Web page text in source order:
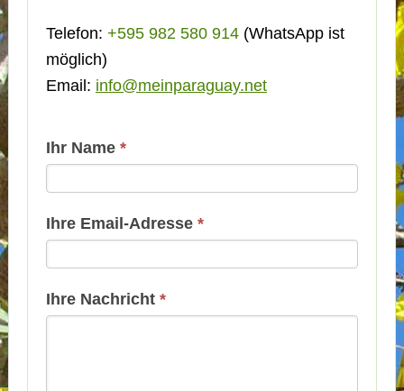
Telefon: +595 982 580 914(WhatsApp ist
möglich)
Email: info@meinparaguay.net
Kontakt
Ihr Name *
Ihre Email-Adresse *
Ihre Nachricht *